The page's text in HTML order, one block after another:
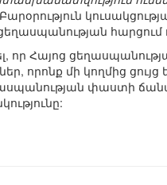
որ Հայոց
որոնք մի կողմից
փաստի